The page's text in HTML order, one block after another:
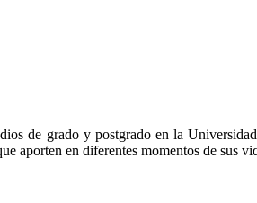
de grado y postgrado en la
aporten en diferentes momentos de sus